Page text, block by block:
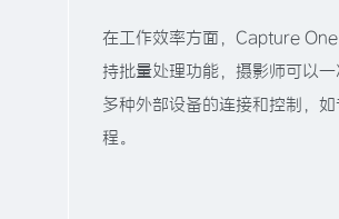
在工作效率方面，Capture
持批量处理功能，摄影师可以
多种外部设备的连接和控制，
程。